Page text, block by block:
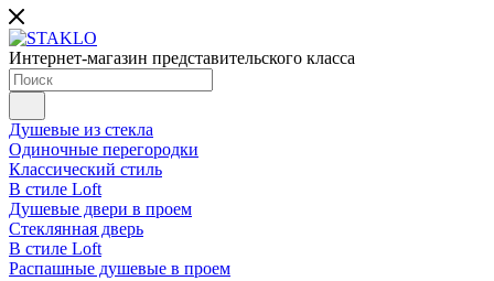
Интернет-магазин представительского класса
Душевые из стекла
Одиночные перегородки
Классический стиль
В стиле Loft
Душевые двери в проем
Стеклянная дверь
В стиле Loft
Распашные душевые в проем